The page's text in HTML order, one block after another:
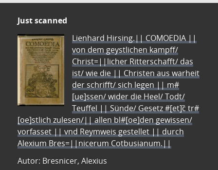
Just scanned
Lienhard Hirsing.|| COMOEDIA ||
von dem geystlichen kampff/
Christ=||licher Ritterschafft/ das
ist/ wie die || Christen aus warheit
der schrifft/ sich legen || m#
[ue]ssen/ wider die Heel/ Todt/
Teuffel || Sünde/ Gesetz #[et]c̃ tr#
[oe]stlich zulesen/|| allen bl#[oe]den gewissen/
vorfasset || vnd Reymweis gestellet || durch
Alexium Bres=||nicerum Cotbusianum.||
Autor: Bresnicer, Alexius